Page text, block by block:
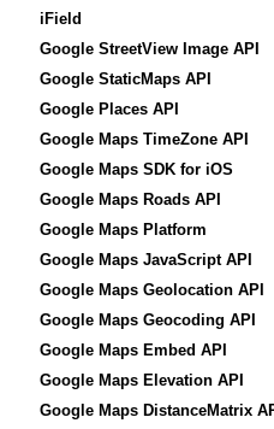
iField
Google StreetView Image API
Google StaticMaps API
Google Places API
Google Maps TimeZone API
Google Maps SDK for iOS
Google Maps Roads API
Google Maps Platform
Google Maps JavaScript API
Google Maps Geolocation API
Google Maps Geocoding API
Google Maps Embed API
Google Maps Elevation API
Google Maps DistanceMatrix